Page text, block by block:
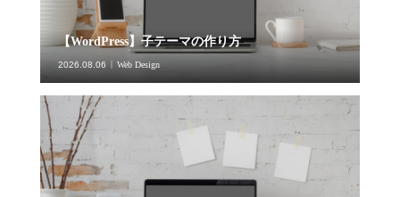
【WordPress】子テーマの作り方
2026.08.06 Web Design